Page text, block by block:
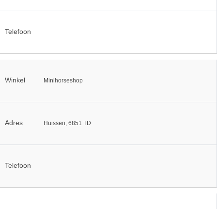
Telefoon
Winkel Minihorseshop
Adres Huissen, 6851 TD
Telefoon